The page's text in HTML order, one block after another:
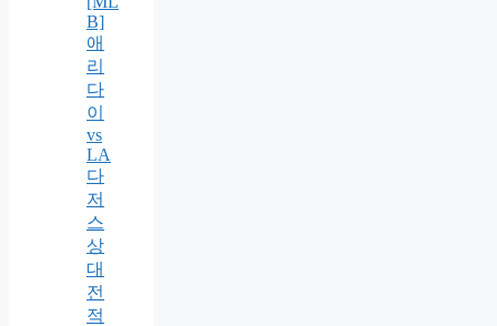
B]
애
리
다
이
vs
LA
다
저
스
상
대
전
적